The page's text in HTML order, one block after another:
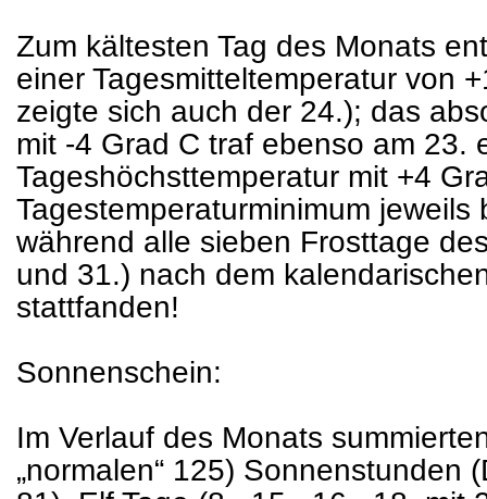
Zum kältesten Tag des Monats
einer Tagesmitteltemperatur von
zeigte sich auch der 24.); das
mit -4 Grad C traf ebenso am 23.
Tageshöchsttemperatur mit +4
Tagestemperaturminimum
während alle sieben Frosttage
und 31.) nach dem
stattfanden!
Sonnenschein:
Im Verlauf des Monats
„normalen“ 125) Sonnenstunden